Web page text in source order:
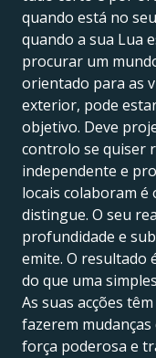
quando está no
quando a sua Lua
procurar um
orientado para as
exterior, pode
objetivo. Deve
controlo se quiser
independente e
locais colaboram é
distingue. O seu
profundidade e
emite. O resultado
do que uma
As suas acções
fazerem mudanças
força poderosa e